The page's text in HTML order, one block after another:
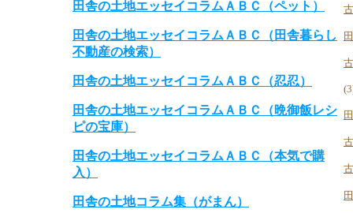
田舎の土地エッセイコラムＡＢＣ（ペット）
田舎の土地エッセイコラムＡＢＣ（田舎暮らし
不動産の検索）
田舎の土地エッセイコラムＡＢＣ（忍忍）
田舎の土地エッセイコラムＡＢＣ（晩御飯レシ
ピの宝庫）
田舎の土地エッセイコラムＡＢＣ（本気で購
入）
田舎の土地コラム集（がまん）